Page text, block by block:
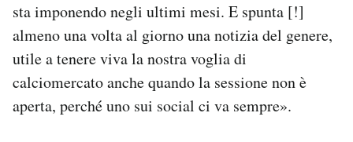
sta imponendo negli ultimi mesi. E spunta [!]
almeno una volta al giorno una notizia del genere,
utile a tenere viva la nostra voglia di
calciomercato anche quando la sessione non è
aperta, perché uno sui social ci va sempre».